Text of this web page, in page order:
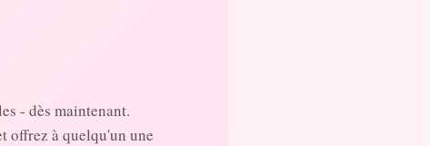
- dès maintenant.
offrez à quelqu'un une